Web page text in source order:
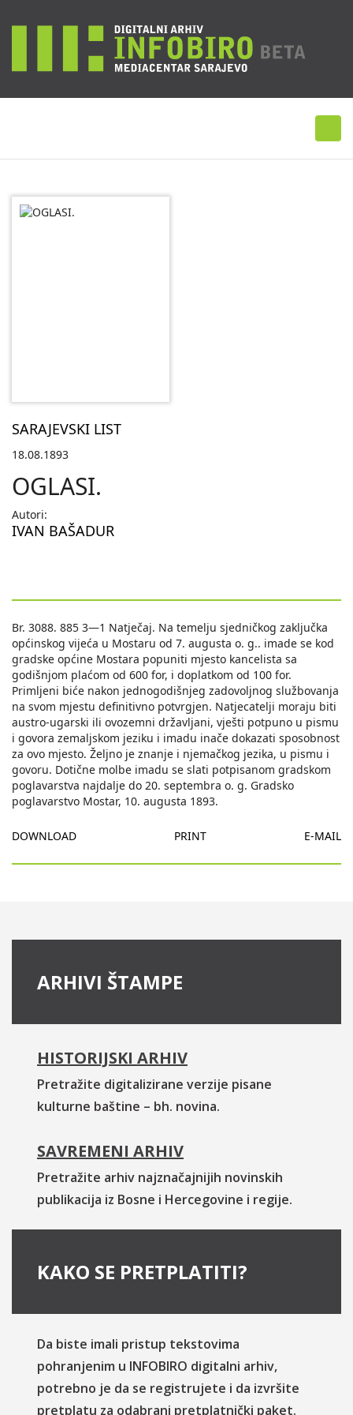
SARAJEVSKI LIST
18.08.1893
OGLASI.
Autori:
IVAN BAŠADUR
Br. 3088. 885 3—1 Natječaj. Na temelju sjedničkog zaključka
općinskog vijeća u Mostaru od 7. augusta o. g.. imade se kod
gradske općine Mostara popuniti mjesto kancelista sa
godišnjom plaćom od 600 for, i doplatkom od 100 for.
Primljeni biće nakon jednogodišnjeg zadovoljnog službovanja
na svom mjestu definitivno potvrgjen. Natjecatelji moraju biti
austro-ugarski ili ovozemni državljani, vješti potpuno u pismu
i govora zemaljskom jeziku i imadu inače dokazati sposobnost
za ovo mjesto. Željno je znanje i njemačkog jezika, u pismu i
govoru. Dotične molbe imadu se slati potpisanom gradskom
poglavarstva najdalje do 20. septembra o. g. Gradsko
poglavarstvo Mostar, 10. augusta 1893.
DOWNLOAD PRINT E-MAIL
ARHIVI ŠTAMPE
HISTORIJSKI ARHIV
Pretražite digitalizirane verzije pisane
kulturne baštine – bh. novina.
SAVREMENI ARHIV
Pretražite arhiv najznačajnijih novinskih
publikacija iz Bosne i Hercegovine i regije.
KAKO SE PRETPLATITI?
Da biste imali pristup tekstovima
pohranjenim u INFOBIRO digitalni arhiv,
potrebno je da se registrujete i da izvršite
pretplatu za odabrani pretplatnički paket.